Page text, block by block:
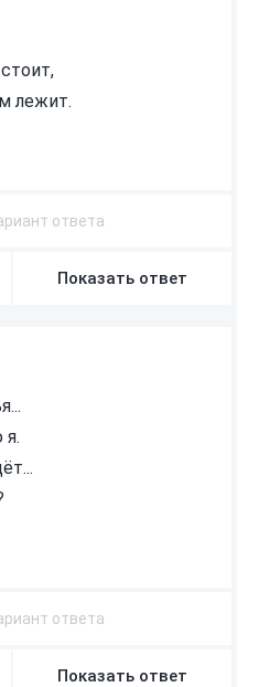
лежит.
Показать ответ
я.
Показать ответ